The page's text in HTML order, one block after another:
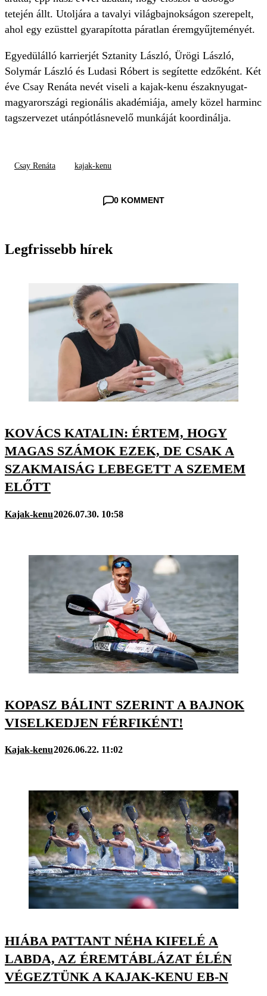
tetején állt. Utoljára a tavalyi világbajnokságon szerepelt,
ahol egy ezüsttel gyarapította páratlan éremgyűjteményét.
Egyedülálló karrierjét Sztanity László, Ürögi László,
Solymár László és Ludasi Róbert is segítette edzőként. Két
éve Csay Renáta nevét viseli a kajak-kenu északnyugat-
magyarországi regionális akadémiája, amely közel harminc
tagszervezet utánpótlásnevelő munkáját koordinálja.
Csay Renáta kajak-kenu
0 KOMMENT
Legfrissebb hírek
KOVÁCS KATALIN: ÉRTEM, HOGY
MAGAS SZÁMOK EZEK, DE CSAK A
SZAKMAISÁG LEBEGETT A SZEMEM
ELŐTT
Kajak-kenu2026.07.30. 10:58
KOPASZ BÁLINT SZERINT A BAJNOK
VISELKEDJEN FÉRFIKÉNT!
Kajak-kenu2026.06.22. 11:02
HIÁBA PATTANT NÉHA KIFELÉ A
LABDA, AZ ÉREMTÁBLÁZAT ÉLÉN
VÉGEZTÜNK A KAJAK-KENU EB-N